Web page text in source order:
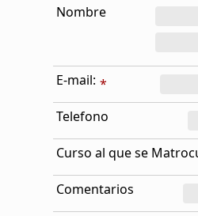
Nombre
E-mail: *
Telefono
Curso al que se
Comentarios